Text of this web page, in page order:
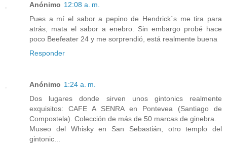
Anónimo 12:08 a. m.
Pues a mí el sabor a pepino de Hendrick´s me tira para
atrás, mata el sabor a enebro. Sin embargo probé hace
poco Beefeater 24 y me sorprendió, está realmente buena
Responder
Anónimo 1:24 a. m.
Dos lugares donde sirven unos gintonics realmente
exquisitos: CAFE A SENRA en Pontevea (Santiago de
Compostela). Colección de más de 50 marcas de ginebra.
Museo del Whisky en San Sebastián, otro templo del
gintonic...